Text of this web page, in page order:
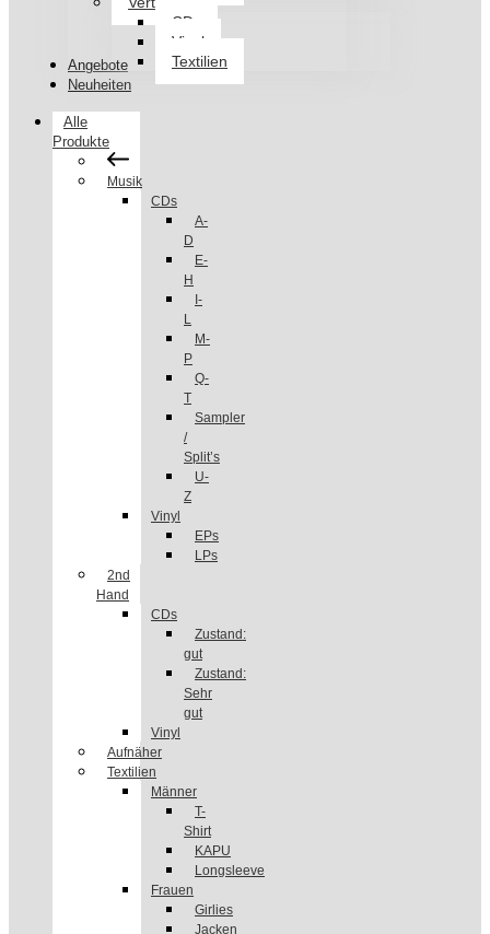
CDs
Vinyl
Textilien
Angebote
Neuheiten
Alle
Produkte
Musik
CDs
A-
D
E-
H
I-
L
M-
P
Q-
T
Sampler
/
Split’s
U-
Z
Vinyl
EPs
LPs
2nd
Hand
CDs
Zustand:
gut
Zustand:
Sehr
gut
Vinyl
Aufnäher
Textilien
Männer
T-
Shirt
KAPU
Longsleeve
Frauen
Girlies
Jacken